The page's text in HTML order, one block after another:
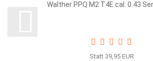
Walther PPQ M2 T4E cal. 0.43
Statt 39,95 EUR